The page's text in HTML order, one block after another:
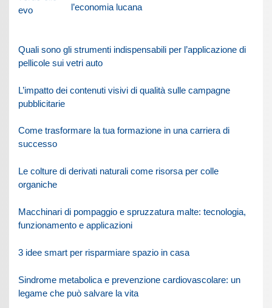
l’economia lucana
Quali sono gli strumenti indispensabili per l’applicazione di
pellicole sui vetri auto
L’impatto dei contenuti visivi di qualità sulle campagne
pubblicitarie
Come trasformare la tua formazione in una carriera di
successo
Le colture di derivati naturali come risorsa per colle
organiche
Macchinari di pompaggio e spruzzatura malte: tecnologia,
funzionamento e applicazioni
3 idee smart per risparmiare spazio in casa
Sindrome metabolica e prevenzione cardiovascolare: un
legame che può salvare la vita